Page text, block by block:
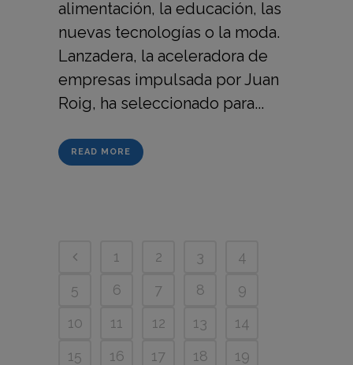
alimentación, la educación, las
nuevas tecnologías o la moda.
Lanzadera, la aceleradora de
empresas impulsada por Juan
Roig, ha seleccionado para...
READ MORE
1 2 3
4
5
6 7 8
9
10
11 12 13
14
15
16 17 18
19